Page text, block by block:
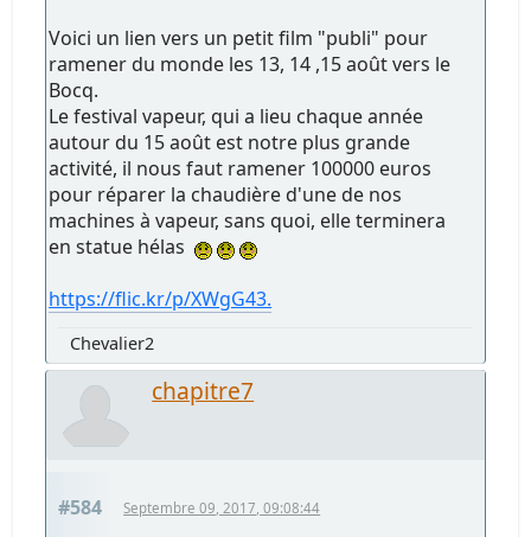
Voici un lien vers un petit film "publi" pour
ramener du monde les 13, 14 ,15 août vers le
Bocq.
Le festival vapeur, qui a lieu chaque année
autour du 15 août est notre plus grande
activité, il nous faut ramener 100000 euros
pour réparer la chaudière d'une de nos
machines à vapeur, sans quoi, elle terminera
en statue hélas
https://flic.kr/p/XWgG43.
Chevalier2
chapitre7
#584 Septembre 09, 2017, 09:08:44